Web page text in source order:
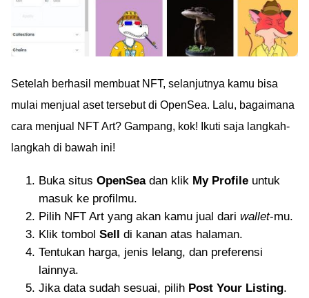
Setelah berhasil membuat NFT, selanjutnya kamu bisa
mulai menjual aset tersebut di OpenSea. Lalu, bagaimana
cara menjual NFT Art? Gampang, kok! Ikuti saja langkah-
langkah di bawah ini!
Buka situs OpenSeadan klik My Profile untuk
masuk ke profilmu.
Pilih NFT Art yang akan kamu jual dari wallet-mu.
Klik tombol Sell di kanan atas halaman.
Tentukan harga, jenis lelang, dan preferensi
lainnya.
Jika data sudah sesuai, pilih Post Your Listing.